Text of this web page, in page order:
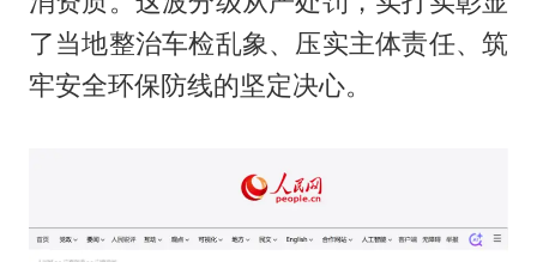
了当地整治车检乱象、压实主体责任、筑
牢安全环保防线的坚定决心。